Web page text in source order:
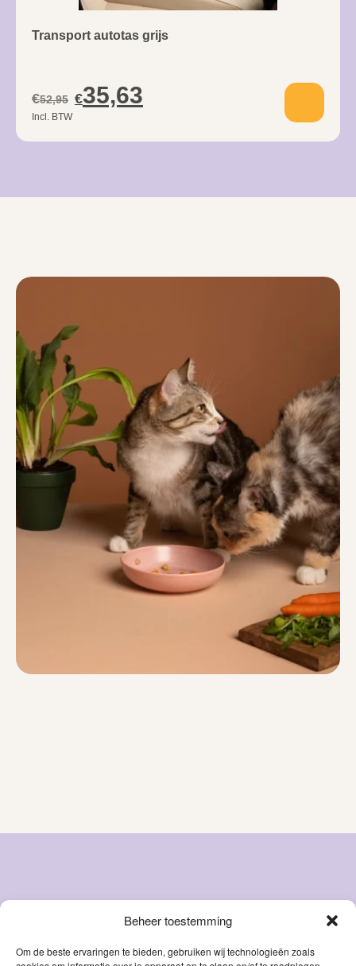
Beheer toestemming
Om de beste ervaringen te bieden, gebruiken wij technologieën zoals
Transport autotas grijs
€52,95 €35,63
Incl. BTW
Snacks
Over ons